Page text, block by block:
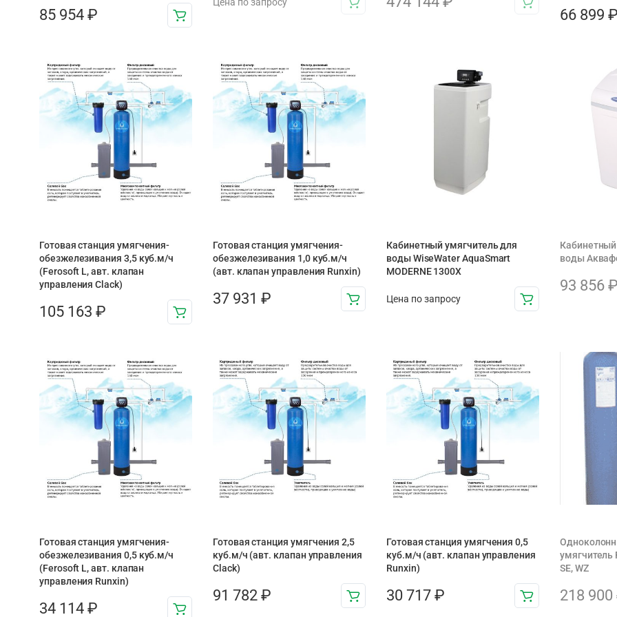
85 954 ₽ 66 899
Готовая станция умягчения-
обезжелезивания 3,5 куб.м/ч
(Ferosoft L, авт. клапан
управления Clack)
105 163 ₽
Готовая станция умягчения-
обезжелезивания 1,0 куб.м/ч
(авт. клапан управления Runxin)
37 931 ₽
Кабинетный умягчитель для
воды WiseWater AquaSmart
MODERNE 1300X
Цена по запросу
воды
93 856
Готовая станция умягчения-
обезжелезивания 0,5 куб.м/ч
(Ferosoft L, авт. клапан
управления Runxin)
34 114 ₽
Готовая станция умягчения 2,5
куб.м/ч (авт. клапан управления
Clack)
91 782 ₽
Готовая станция умягчения 0,5
куб.м/ч (авт. клапан управления
Runxin)
30 717 ₽
умягчитель
SE, WZ
218 900